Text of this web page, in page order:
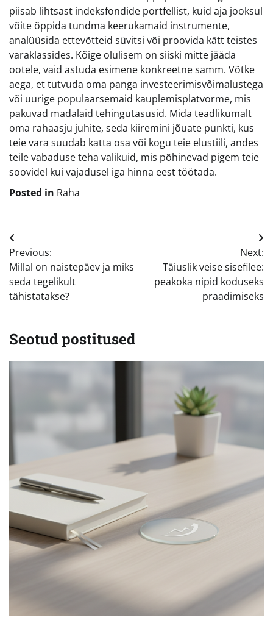
piisab lihtsast indeksfondide portfellist, kuid aja jooksul
võite õppida tundma keerukamaid instrumente,
analüüsida ettevõtteid süvitsi või proovida kätt teistes
varaklassides. Kõige olulisem on siiski mitte jääda
ootele, vaid astuda esimene konkreetne samm. Võtke
aega, et tutvuda oma panga investeerimisvõimalustega
või uurige populaarsemaid kauplemisplatvorme, mis
pakuvad madalaid tehingutasusid. Mida teadlikumalt
oma rahaasju juhite, seda kiiremini jõuate punkti, kus
teie vara suudab katta osa või kogu teie elustiili, andes
teile vabaduse teha valikuid, mis põhinevad pigem teie
soovidel kui vajadusel iga hinna eest töötada.
Posted in Raha
Navigeerimine
Previous:
Millal on naistepäev ja miks
seda tegelikult
tähistatakse?
Next:
Täiuslik veise sisefilee:
peakoka nipid koduseks
praadimiseks
Seotud postitused